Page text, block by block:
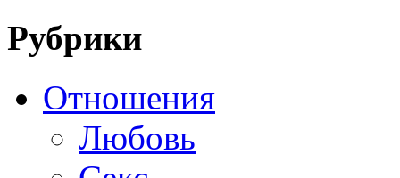
Рубрики
Отношения
Любовь